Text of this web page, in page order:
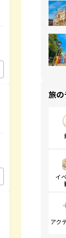
旅
イ
アク